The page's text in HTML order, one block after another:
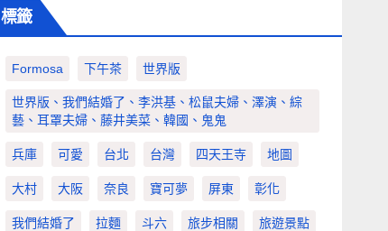
標籤
Formosa 下午茶 世界版
世界版、我們結婚了、李洪基、松鼠夫婦、澤演、綜
藝、耳罩夫婦、藤井美菜、韓國、鬼鬼
兵庫 可愛 台北 台灣 四天王寺 地圖
大村 大阪 奈良 寶可夢 屏東 彰化
我們結婚了 拉麵 斗六 旅步相關 旅遊景點